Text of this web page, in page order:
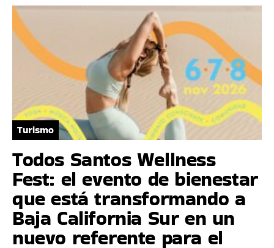
Turismo
Todos Santos Wellness
Fest: el evento de bienestar
que está transformando a
Baja California Sur en un
nuevo referente para el